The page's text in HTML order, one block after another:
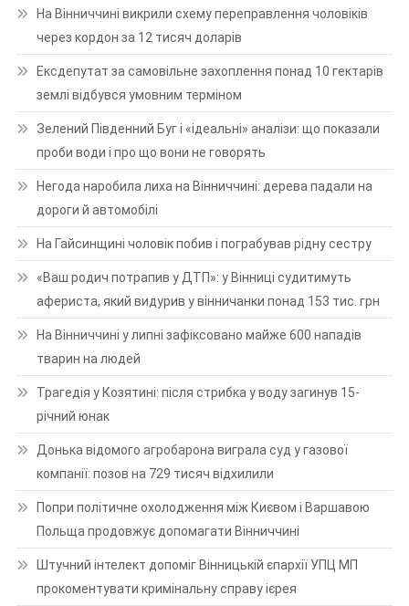
На Вінниччині викрили схему переправлення чоловіків
через кордон за 12 тисяч доларів
Ексдепутат за самовільне захоплення понад 10 гектарів
землі відбувся умовним терміном
Зелений Південний Буг і «ідеальні» аналізи: що показали
проби води і про що вони не говорять
Негода наробила лиха на Вінниччині: дерева падали на
дороги й автомобілі
На Гайсинщині чоловік побив і пограбував рідну сестру
«Ваш родич потрапив у ДТП»: у Вінниці судитимуть
афериста, який видурив у вінничанки понад 153 тис. грн
На Вінниччині у липні зафіксовано майже 600 нападів
тварин на людей
Трагедія у Козятині: після стрибка у воду загинув 15-
річний юнак
Донька відомого агробарона виграла суд у газової
компанії: позов на 729 тисяч відхилили
Попри політичне охолодження між Києвом і Варшавою
Польща продовжує допомагати Вінниччині
Штучний інтелект допоміг Вінницькій єпархії УПЦ МП
прокоментувати кримінальну справу ієрея